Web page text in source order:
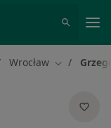
Wrocław Zmień